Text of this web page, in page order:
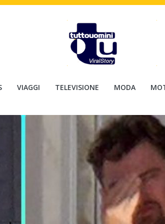
VIAGGI TELEVISIONE MODA